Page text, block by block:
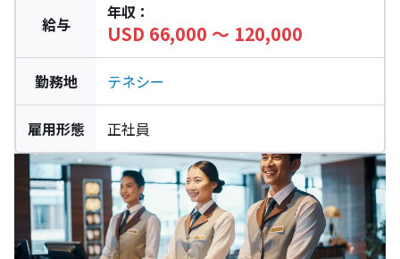
給与
年収 ：
USD 66,000 〜 120,000
勤務地 テネシー
雇用形態 正社員